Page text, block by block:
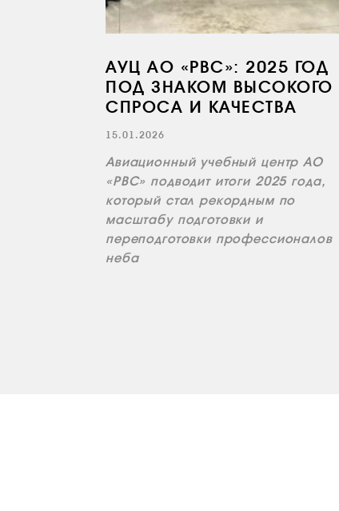
АУЦ АО «РВС»: 2025 ГОД
ПОД ЗНАКОМ ВЫСОКОГО
СПРОСА И КАЧЕСТВА
15.01.2026
Авиационный учебный центр АО
«РВС» подводит итоги 2025 года,
который стал рекордным по
масштабу подготовки и
переподготовки профессионалов
неба